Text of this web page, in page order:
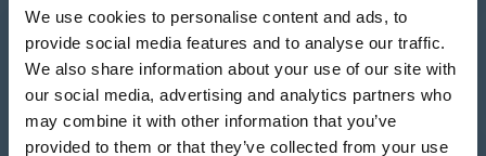
We use cookies to personalise content and ads, to
provide social media features and to analyse our traffic.
We also share information about your use of our site with
our social media, advertising and analytics partners who
may combine it with other information that you’ve
provided to them or that they’ve collected from your use
Pol. Ind. "El Carrascot"
Artesans 1 - 46850 L'Olleria
(Valencia-Spain)
+39 0694 806 334
+33 249 880 967